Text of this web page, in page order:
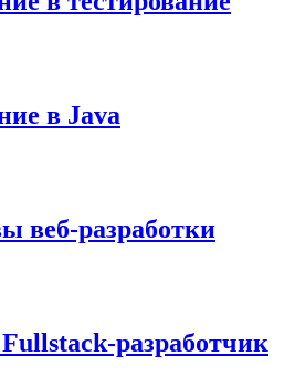
в Java
веб-разработки
разработчик